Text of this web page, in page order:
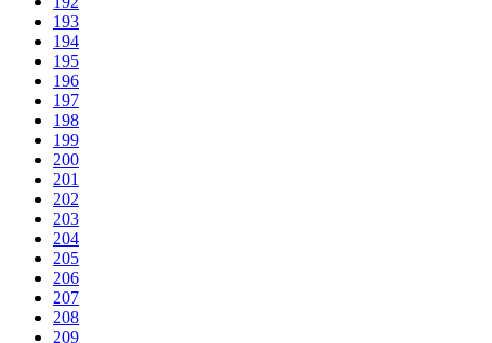
193
194
195
196
197
198
199
200
201
202
203
204
205
206
207
208
209